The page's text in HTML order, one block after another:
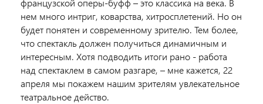
французской оперы-буфф – это классика на века. В
нем много интриг, коварства, хитросплетений. Но он
будет понятен и современному зрителю. Тем более,
что спектакль должен получиться динамичным и
интересным. Хотя подводить итоги рано - работа
над спектаклем в самом разгаре, – мне кажется, 22
апреля мы покажем нашим зрителям увлекательное
театральное действо.